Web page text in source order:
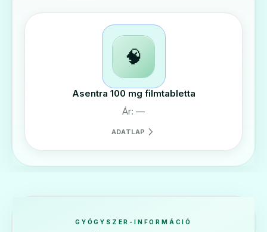
🧠
Asentra 100 mg filmtabletta
Ár: —
ADATLAP
GYÓGYSZER-INFORMÁCIÓ